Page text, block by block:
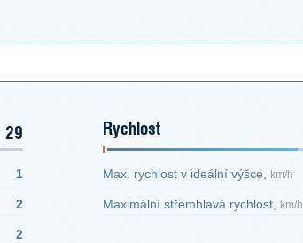
29
1
2
2
Rychlost
Max. rychlost v ideální výšce, km/h
Maximální střemhlavá rychlost, km/h